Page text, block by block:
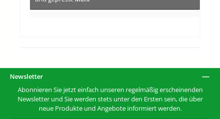
Newsletter
Abonnieren Sie jetzt einfach unseren regelmäßig erscheinenden
Newsletter und Sie werden stets unter den Ersten sein, die über
neue Produkte und Angebote informiert werden.